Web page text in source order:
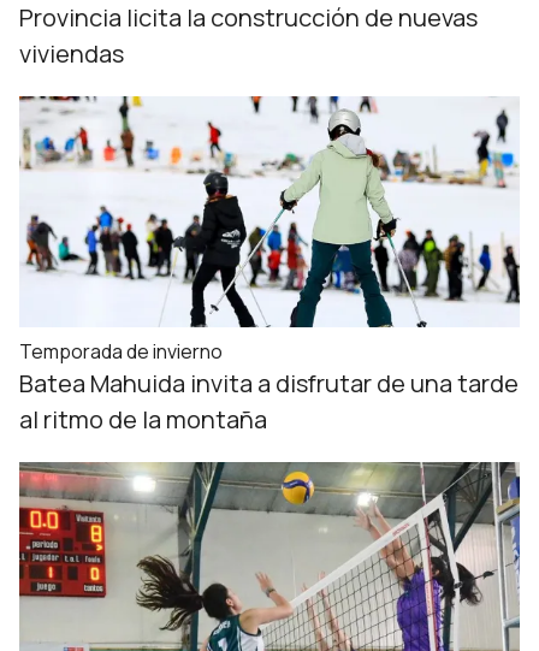
Provincia licita la construcción de nuevas
viviendas
Temporada de invierno
Batea Mahuida invita a disfrutar de una tarde
al ritmo de la montaña